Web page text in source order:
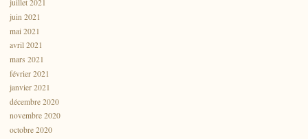
juillet 2021
juin 2021
mai 2021
avril 2021
mars 2021
février 2021
janvier 2021
décembre 2020
novembre 2020
octobre 2020